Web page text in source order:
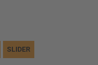
SLIDER